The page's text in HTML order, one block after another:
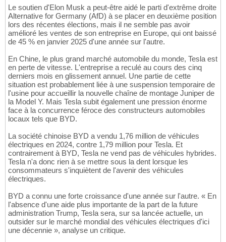
Le soutien d'Elon Musk a peut-être aidé le parti d'extrême droite
Alternative for Germany (AfD) à se placer en deuxième position
lors des récentes élections, mais il ne semble pas avoir
amélioré les ventes de son entreprise en Europe, qui ont baissé
de 45 % en janvier 2025 d'une année sur l'autre.
En Chine, le plus grand marché automobile du monde, Tesla est
en perte de vitesse. L'entreprise a reculé au cours des cinq
derniers mois en glissement annuel. Une partie de cette
situation est probablement liée à une suspension temporaire de
l'usine pour accueillir la nouvelle chaîne de montage Juniper de
la Model Y. Mais Tesla subit également une pression énorme
face à la concurrence féroce des constructeurs automobiles
locaux tels que BYD.
La société chinoise BYD a vendu 1,76 million de véhicules
électriques en 2024, contre 1,79 million pour Tesla. Et
contrairement à BYD, Tesla ne vend pas de véhicules hybrides.
Tesla n'a donc rien à se mettre sous la dent lorsque les
consommateurs s'inquiètent de l'avenir des véhicules
électriques.
BYD a connu une forte croissance d'une année sur l'autre. « En
l'absence d'une aide plus importante de la part de la future
administration Trump, Tesla sera, sur sa lancée actuelle, un
outsider sur le marché mondial des véhicules électriques d'ici
une décennie », analyse un critique.